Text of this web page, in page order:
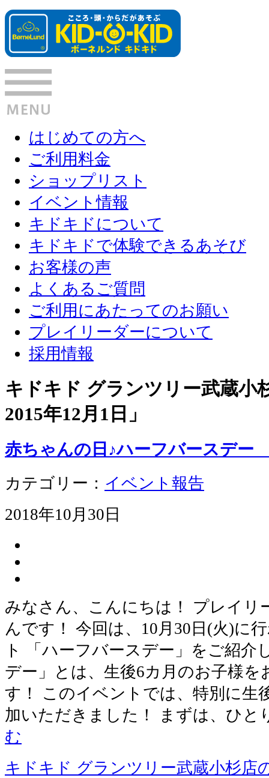
はじめての方へ
ご利用料金
ショップリスト
イベント情報
キドキドについて
キドキドで体験できるあそび
お客様の声
よくあるご質問
ご利用にあたってのお願い
プレイリーダーについて
採用情報
キドキド グランツリー武蔵
2015年12月1日 」
赤ちゃんの日♪ハーフバースデ
カテゴリー： イベント報告
2018年10月30日
みなさん、こんにちは！ プレイリ
んです！ 今回は、10月30日(火)に
ト 「ハーフバースデー」をご紹介
デー」とは、生後6カ月のお子様
す！ このイベントでは、特別に生
加いただきました！ まずは、ひ
む
キドキド グランツリー武蔵小杉店